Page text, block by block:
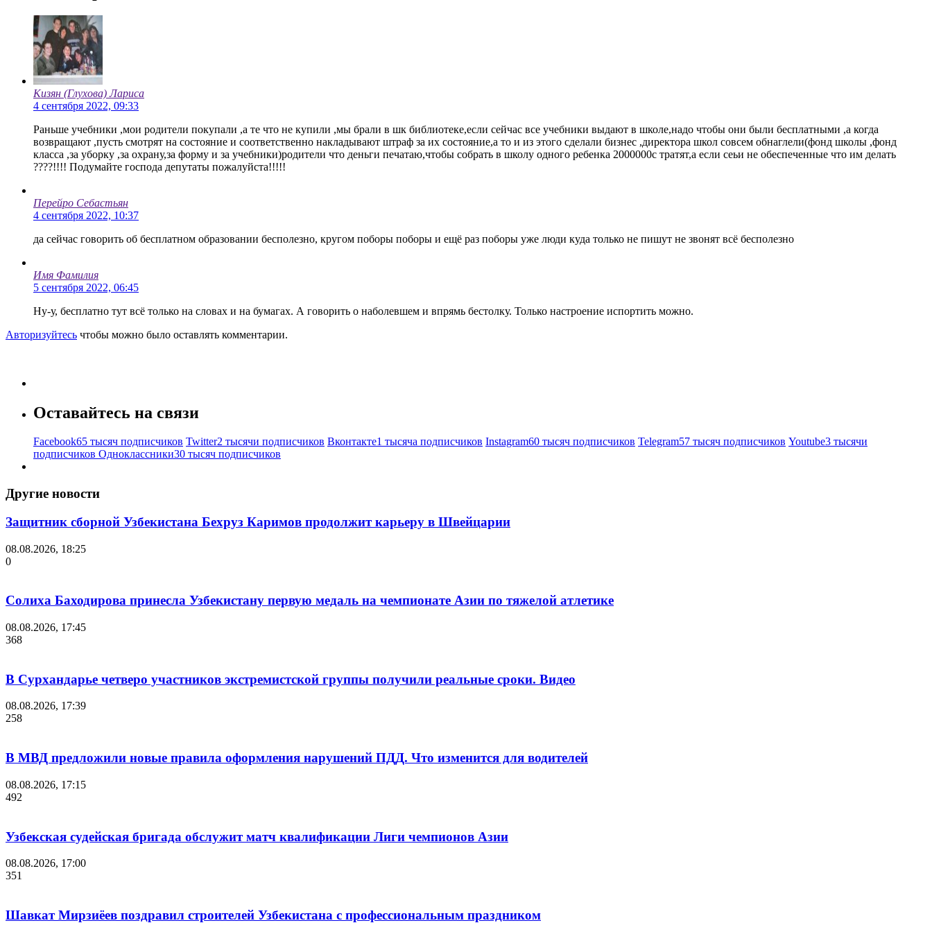
Кизян (Глухова) Лариса
4 сентября 2022, 09:33
Раньше учебники ,мои родители покупали ,а те что не купили ,мы брали в шк библиотеке,если сейчас все учебники выдают в школе,надо чтобы они были бесплатными ,а когда
возвращают ,пусть смотрят на состояние и соответственно накладывают штраф за их состояние,а то и из этого сделали бизнес ,директора школ совсем обнаглели(фонд школы ,фонд
класса ,за уборку ,за охрану,за форму и за учебники)родители что деньги печатаю,чтобы собрать в школу одного ребенка 2000000с тратят,а если сеьи не обеспеченные что им делать
????!!!! Подумайте господа депутаты пожалуйста!!!!!
Перейро Себастьян
4 сентября 2022, 10:37
да сейчас говорить об бесплатном образовании бесполезно, кругом поборы поборы и ещё раз поборы уже люди куда только не пишут не звонят всё бесполезно
Имя Фамилия
5 сентября 2022, 06:45
Ну-у, бесплатно тут всё только на словах и на бумагах. А говорить о наболевшем и впрямь бестолку. Только настроение испортить можно.
Авторизуйтесь чтобы можно было оставлять комментарии.
Оставайтесь на связи
Facebook65 тысяч подписчиков Twitter2 тысячи подписчиков Вконтакте1 тысяча подписчиков Instagram60 тысяч подписчиков Telegram57 тысяч подписчиков Youtube3 тысячи
подписчиков Одноклассники30 тысяч подписчиков
Другие новости
Защитник сборной Узбекистана Бехруз Каримов продолжит карьеру в Швейцарии
08.08.2026, 18:25
0
Солиха Баходирова принесла Узбекистану первую медаль на чемпионате Азии по тяжелой атлетике
08.08.2026, 17:45
368
В Сурхандарье четверо участников экстремистской группы получили реальные сроки. Видео
08.08.2026, 17:39
258
В МВД предложили новые правила оформления нарушений ПДД. Что изменится для водителей
08.08.2026, 17:15
492
Узбекская судейская бригада обслужит матч квалификации Лиги чемпионов Азии
08.08.2026, 17:00
351
Шавкат Мирзиёев поздравил строителей Узбекистана с профессиональным праздником